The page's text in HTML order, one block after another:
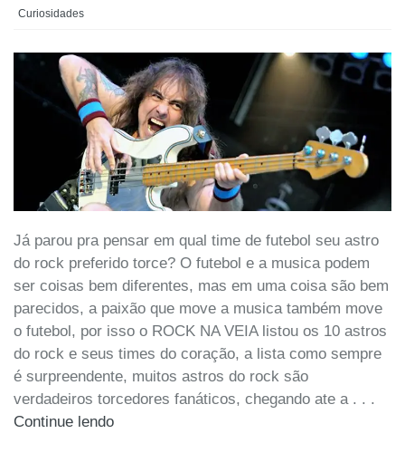
Curiosidades
Já parou pra pensar em qual time de futebol seu astro
do rock preferido torce? O futebol e a musica podem
ser coisas bem diferentes, mas em uma coisa são bem
parecidos, a paixão que move a musica também move
o futebol, por isso o ROCK NA VEIA listou os 10 astros
do rock e seus times do coração, a lista como sempre
é surpreendente, muitos astros do rock são
verdadeiros torcedores fanáticos, chegando ate a . . .
Continue lendo